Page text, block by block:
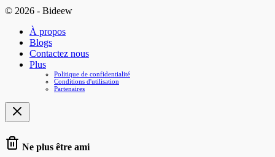
© 2026 - Bideew
À propos
Blogs
Contactez nous
Plus
Politique de confidentialité
Conditions d'utilisation
Partenaires
Ne plus être ami